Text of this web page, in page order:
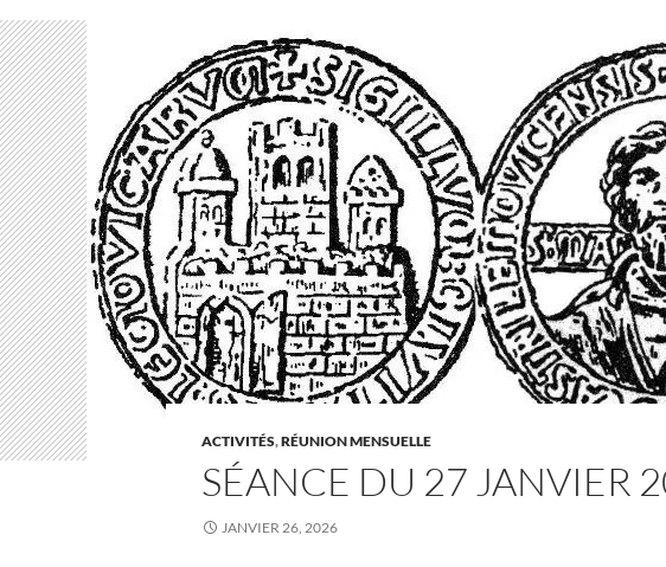
ACTIVITÉS,RÉUNION MENSUELLE
SÉANCE DU 27 JANVIER
JANVIER 26, 2026